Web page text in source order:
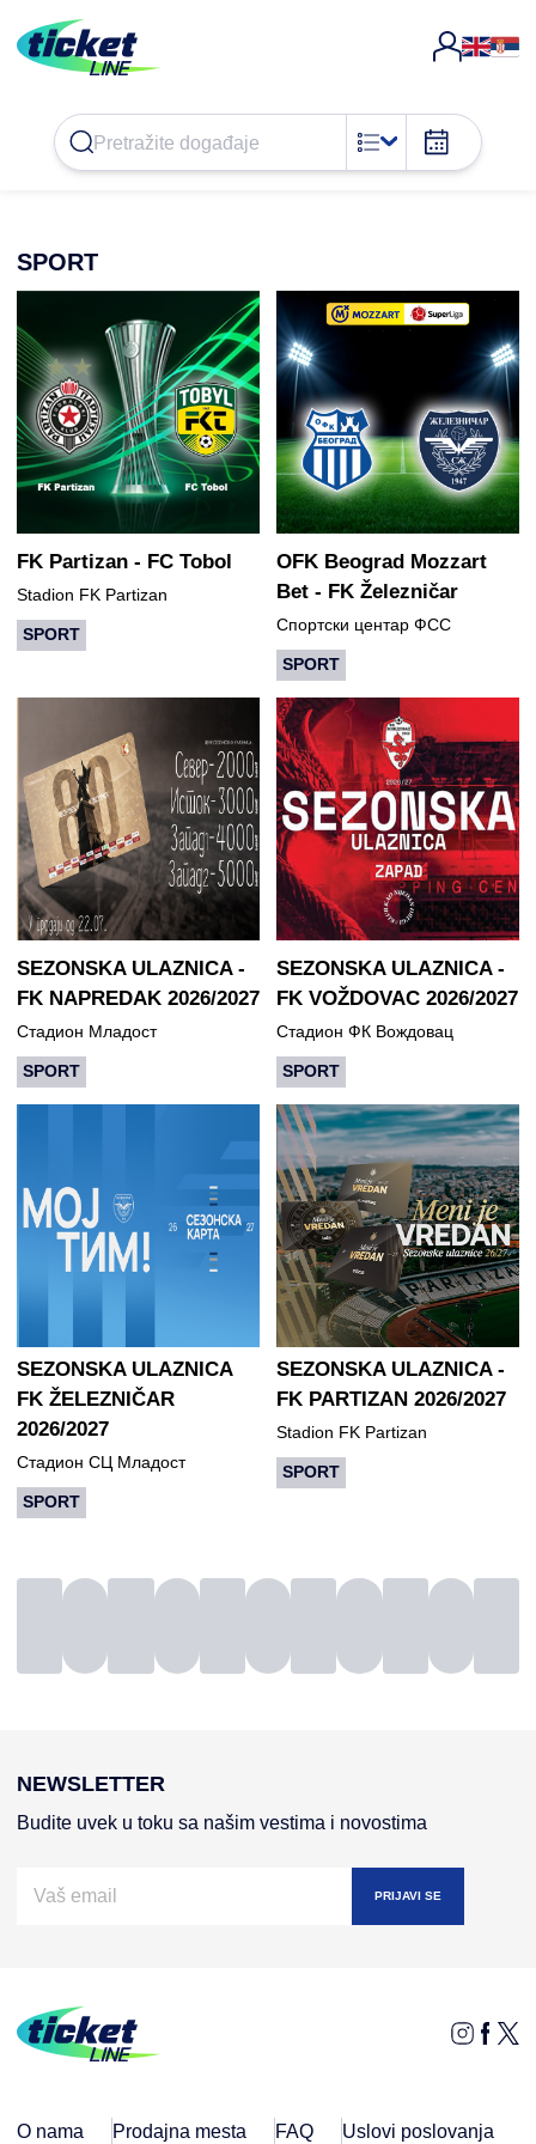
SPORT
FK Partizan - FC Tobol
Stadion FK Partizan
SPORT
OFK Beograd Mozzart
Bet - FK Železničar
Спортски центар ФСС
SPORT
DETALJNIJE
SEZONSKA ULAZNICA -
FK NAPREDAK 2026/2027
Стадион Младост
SPORT
SEZONSKA ULAZNICA -
FK VOŽDOVAC 2026/2027
Стадион ФК Вождовац
SPORT
DETALJNIJE
SEZONSKA ULAZNICA
FK ŽELEZNIČAR
2026/2027
Стадион СЦ Младост
SPORT
SEZONSKA ULAZNICA -
FK PARTIZAN 2026/2027
Stadion FK Partizan
SPORT
DETALJNIJE
NEWSLETTER
Budite uvek u toku sa našim vestima i novostima
PRIJAVI SE
O nama Prodajna mesta FAQ Uslovi poslovanja